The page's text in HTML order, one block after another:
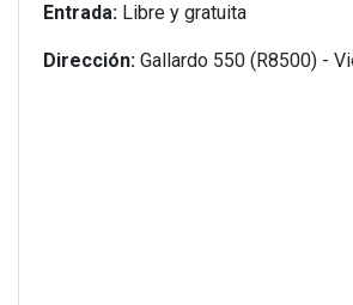
Entrada: Libre y gratuita
Dirección: Gallardo 550 (R8500) -